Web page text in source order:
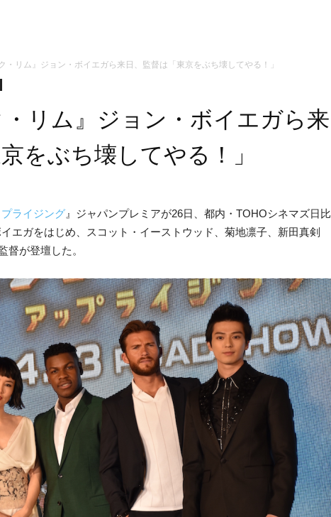
・リム』ジョン・ボイエガら来日、監督は「東京をぶち壊してやる！」
・リム』ジョン・ボイエガら来
をぶち壊してやる！」
ライジング 』ジャパンプレミアが26日、都内・TOHOシネマズ日比
エガをはじめ、スコット・イーストウッド、菊地凛子、新田真剣
督が登壇した。